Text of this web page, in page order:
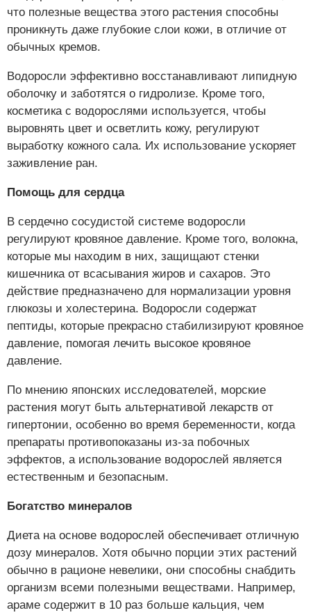
что полезные вещества этого растения способны
проникнуть даже глубокие слои кожи, в отличие от
обычных кремов.
Водоросли эффективно восстанавливают липидную
оболочку и заботятся о гидролизе. Кроме того,
косметика с водорослями используется, чтобы
выровнять цвет и осветлить кожу, регулируют
выработку кожного сала. Их использование ускоряет
заживление ран.
Помощь для сердца
В сердечно сосудистой системе водоросли
регулируют кровяное давление. Кроме того, волокна,
которые мы находим в них, защищают стенки
кишечника от всасывания жиров и сахаров. Это
действие предназначено для нормализации уровня
глюкозы и холестерина. Водоросли содержат
пептиды, которые прекрасно стабилизируют кровяное
давление, помогая лечить высокое кровяное
давление.
По мнению японских исследователей, морские
растения могут быть альтернативой лекарств от
гипертонии, особенно во время беременности, когда
препараты противопоказаны из-за побочных
эффектов, а использование водорослей является
естественным и безопасным.
Богатство минералов
Диета на основе водорослей обеспечивает отличную
дозу минералов. Хотя обычно порции этих растений
обычно в рационе невелики, они способны снабдить
организм всеми полезными веществами. Например,
араме содержит в 10 раз больше кальция, чем